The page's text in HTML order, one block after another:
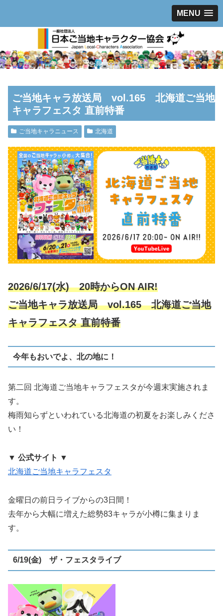
MENU
ご当地キャラ放送局 vol.165 北海道ご当地
キャラフェスタ 直前特番
ご当地キャラニュース 北海道
2026/6/17(水) 20時からON AIR!
ご当地キャラ放送局 vol.165 北海道ご当地
キャラフェスタ 直前特番
今年もおいでよ、北の地に！
第二回 北海道ご当地キャラフェスタが今週末実施されま
す。
梅雨知らずといわれている北海道の初夏をお楽しみくださ
い！
▼ 公式サイト ▼
北海道ご当地キャラフェスタ
金曜日の前日ライブからの3日間！
去年から大幅に増えた総勢83キャラが小樽に集まりま
す。
6/19(金) ザ・フェスタライブ